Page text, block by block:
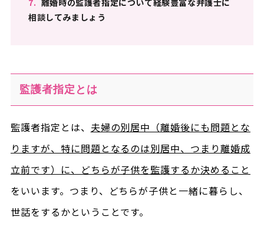
7. 離婚時の監護者指定について経験豊富な弁護士に
相談してみましょう
監護者指定とは
監護者指定とは、 夫婦の別居中（離婚後にも問題とな
りますが、特に問題となるのは別居中、つまり離婚成
立前です）に、どちらが子供を監護するか決めること
をいいます。つまり、どちらが子供と一緒に暮らし、
世話をするかということです。